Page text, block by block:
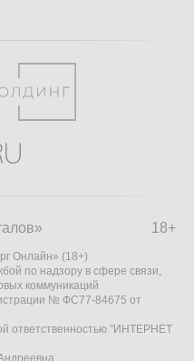
18+
Онлайн» (18+)
по надзору в сфере связи,
коммуникаций
№ ФС77-84675 от
ответственностью "ИНТЕРНЕТ